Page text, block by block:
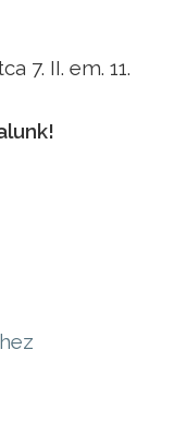
7. II. em. 11.